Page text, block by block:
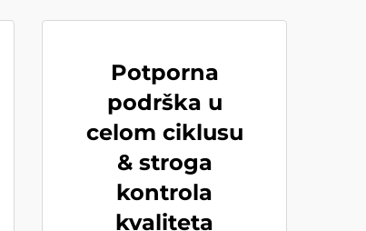
Potporna
podrška u
celom ciklusu
& stroga
kontrola
kvaliteta